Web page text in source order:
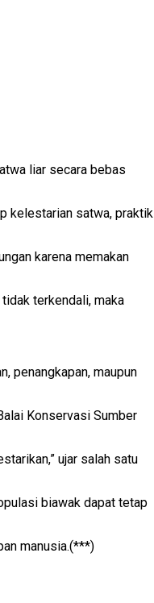
liar secara bebas
kelestarian satwa, praktik
karena memakan
terkendali, maka
penangkapan, maupun
Konservasi Sumber
ujar salah satu
biawak dapat tetap
manusia.(***)